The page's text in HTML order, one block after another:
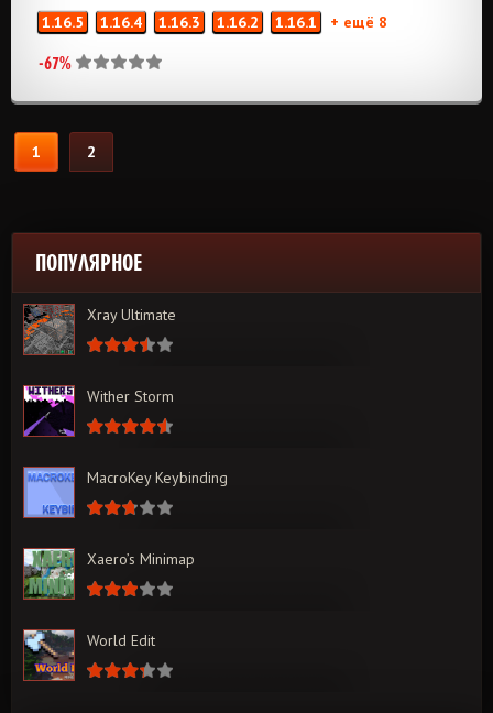
1.16.5 1.16.4 1.16.3 1.16.2 1.16.1 + ещё 8
-67%
1 2
ПОПУЛЯРНОЕ
Xray Ultimate
Wither Storm
MacroKey Keybinding
Xaero’s Minimap
World Edit